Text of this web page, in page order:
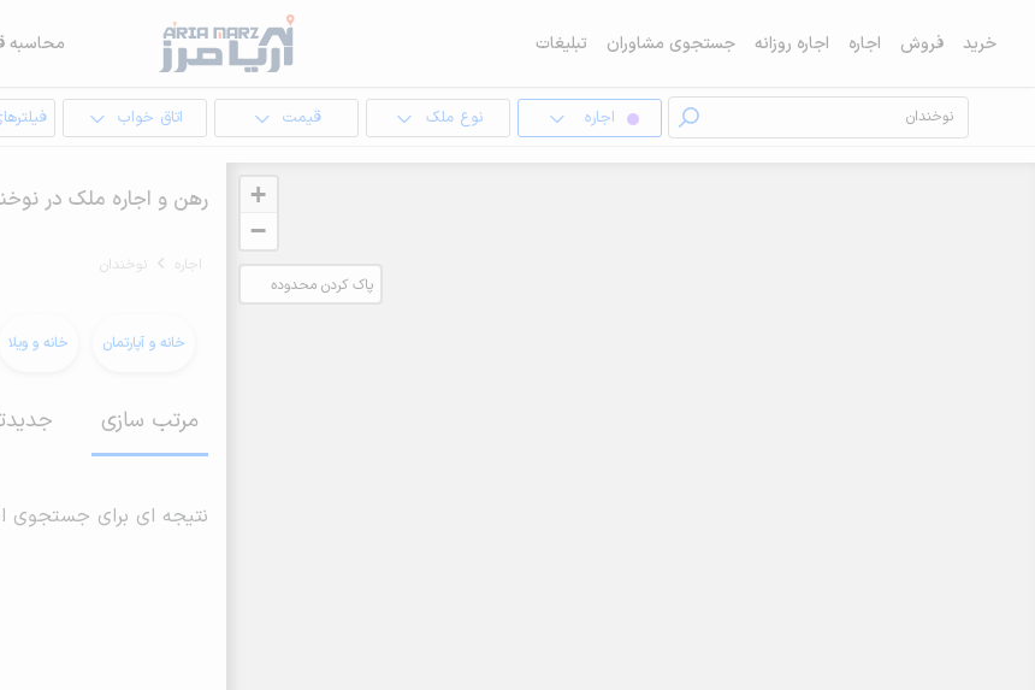
خرید فروش اجاره اجاره روزانه جستجوی مشاوران تبلیغات محاسبه
اجاره نوع ملک قیمت اتاق خواب
+
−
پاک کردن محدوده
رهن و اجاره ملک در
اجاره نوخندان
خانه و آپارتمان خانه و ویلا
مرتب سازی
نتیجه ای برای جستجوی